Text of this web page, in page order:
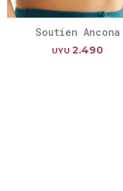
Soutien Ancona
UYU 2.490